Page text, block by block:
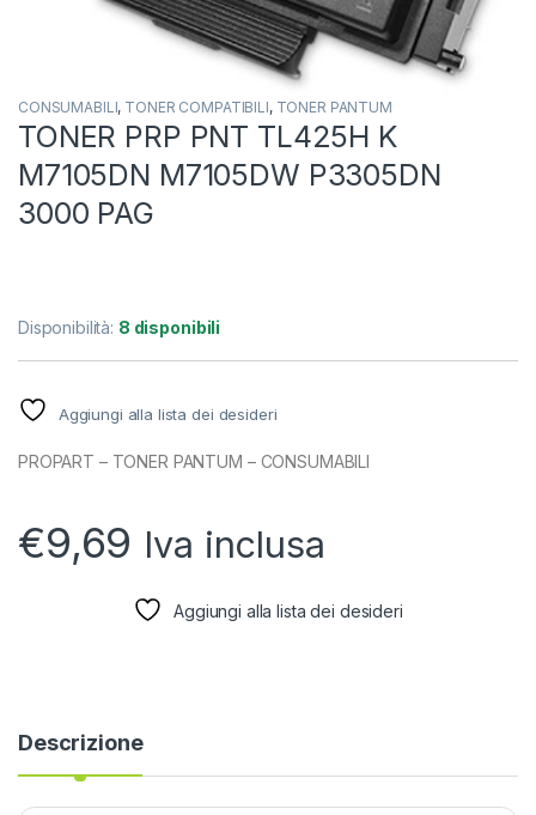
CONSUMABILI, TONER COMPATIBILI, TONER PANTUM
TONER PRP PNT TL425H K
M7105DN M7105DW P3305DN
3000 PAG
Disponibilità: 8 disponibili
Aggiungi alla lista dei desideri
PROPART – TONER PANTUM – CONSUMABILI
€9,69 Iva inclusa
Aggiungi alla lista dei desideri
Descrizione